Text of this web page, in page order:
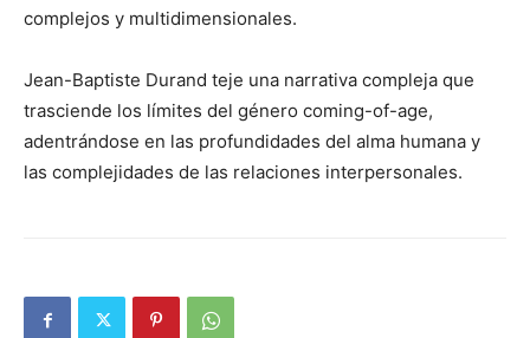
complejos y multidimensionales.
Jean-Baptiste Durand teje una narrativa compleja que
trasciende los límites del género coming-of-age,
adentrándose en las profundidades del alma humana y
las complejidades de las relaciones interpersonales.